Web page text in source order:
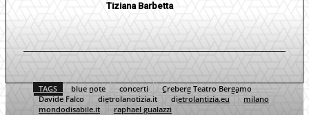
Tiziana Barbetta
TAGS blue note concerti
Creberg Teatro Bergamo
Davide Falco
dietrolanotizia.it dietrolantizia.eu
milano
mondodisabile.it
raphael gualazzi